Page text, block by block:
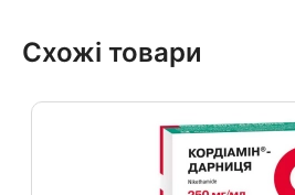
Схожі товари